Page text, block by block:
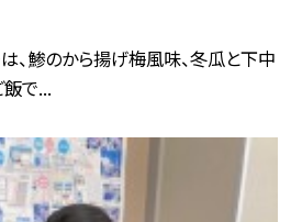
、鯵のから揚げ梅風味、冬瓜と下中
飯で...